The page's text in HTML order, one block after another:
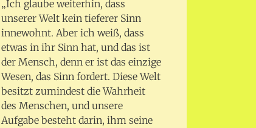
„Ich glaube weiterhin, dass
unserer Welt kein tieferer Sinn
innewohnt. Aber ich weiß, dass
etwas in ihr Sinn hat, und das ist
der Mensch, denn er ist das einzige
Wesen, das Sinn fordert. Diese Welt
besitzt zumindest die Wahrheit
des Menschen, und unsere
Aufgabe besteht darin, ihm seine